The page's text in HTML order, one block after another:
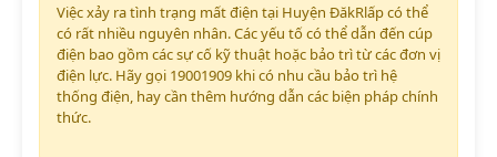
Việc xảy ra tình trạng mất điện tại Huyện ĐăkRlấp có thể
có rất nhiều nguyên nhân. Các yếu tố có thể dẫn đến cúp
điện bao gồm các sự cố kỹ thuật hoặc bảo trì từ các đơn vị
điện lực. Hãy gọi 19001909 khi có nhu cầu bảo trì hệ
thống điện, hay cần thêm hướng dẫn các biện pháp chính
thức.